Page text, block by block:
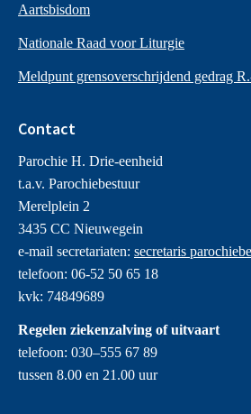
Aartsbisdom
Nationale Raad voor Liturgie
Meldpunt grensoverschrijdend gedrag
Contact
Parochie H. Drie-eenheid
t.a.v. Parochiebestuur
Merelplein 2
3435 CC Nieuwegein
e-mail secretariaten: secretaris
telefoon: 06-52 50 65 18
kvk: 74849689
Regelen ziekenzalving of uitvaart
telefoon: 030–555 67 89
tussen 8.00 en 21.00 uur